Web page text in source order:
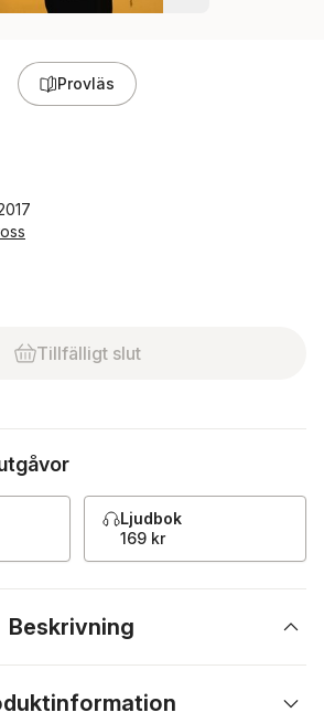
Provläs
antal röster:
Tillfälligt slut
Ljudbok
169 kr
Beskrivning